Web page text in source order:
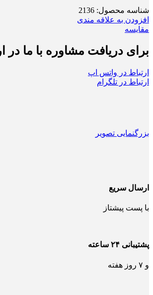
شناسه محصول: 2136
افزودن به علاقه مندی
مقایسه
برای دریافت مشاوره با ما در
ارتباط در واتس اپ
ارتباط در تلگرام
بزرگنمایی تصویر
ارسال سریع
با پست پیشتاز
پشتیبانی ۲۴ ساعته
و ۷ روز هفته